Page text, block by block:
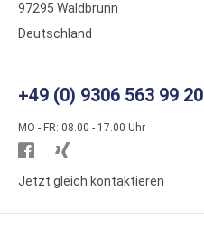
97295 Waldbrunn
Deutschland
+49 (0) 9306 563 99 20
MO - FR: 08.00 - 17.00 Uhr
Besuchen
Sie
Sie
Jetzt gleich kontaktieren